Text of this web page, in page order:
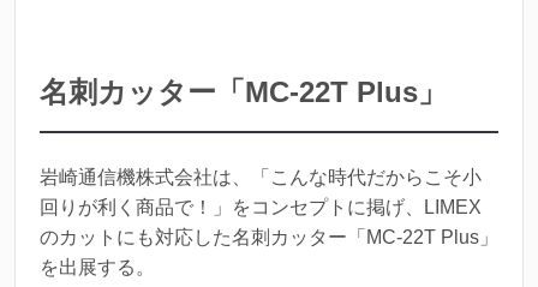
名刺カッター「MC-22T Plus」
岩崎通信機株式会社は、「こんな時代だからこそ小
回りが利く商品で！」をコンセプトに掲げ、LIMEX
のカットにも対応した名刺カッター「MC-22T Plus」
を出展する。